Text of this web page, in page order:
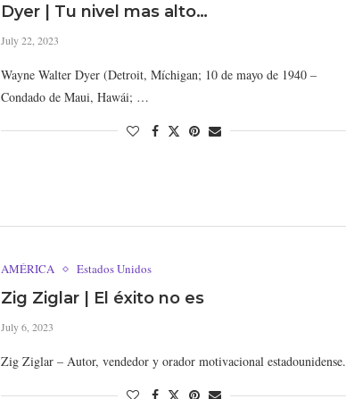
Dyer | Tu nivel mas alto…
July 22, 2023
Wayne Walter Dyer (Detroit, Míchigan; 10 de mayo de 1940 –
Condado de Maui, Hawái; …
AMÉRICA Estados Unidos
Zig Ziglar | El éxito no es
July 6, 2023
Zig Ziglar – Autor, vendedor y orador motivacional estadounidense.